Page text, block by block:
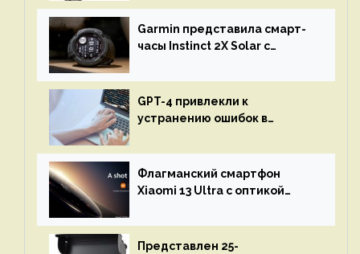
Garmin представила смарт-
часы Instinct 2X Solar с
GPT-4 привлекли к
устранению ошибок в
остановится до полного
восстановления кода и
объяснит, что пошло не так
Флагманский смартфон
Xiaomi 13 Ultra с оптикой
представят 18 апреля
Представлен 25-